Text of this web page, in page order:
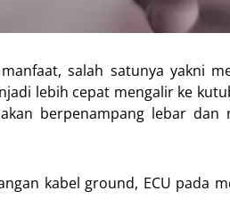
salah satunya yakni
lebih cepat mengalir ke
berpenampang lebar
kabel ground, ECU pada